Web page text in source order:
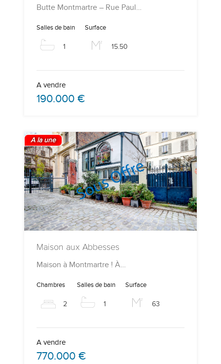
Butte Montmartre – Rue Paul…
Salles de bain
1
Surface
15.50
A vendre
190.000 €
A la une
Maison aux Abbesses
Maison à Montmartre ! À…
Chambres
2
Salles de bain
1
Surface
63
A vendre
770.000 €